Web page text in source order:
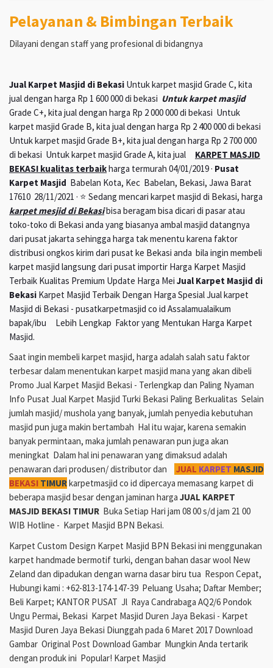
Pelayanan & Bimbingan Terbaik
Dilayani dengan staff yang profesional di bidangnya
Jual Karpet Masjid di Bekasi Untuk karpet masjid Grade C, kita
jual dengan harga Rp 1 600 000 di bekasi Untuk karpet masjid
Grade C+, kita jual dengan harga Rp 2 000 000 di bekasi Untuk
karpet masjid Grade B, kita jual dengan harga Rp 2 400 000 di bekasi
Untuk karpet masjid Grade B+, kita jual dengan harga Rp 2 700 000
di bekasi Untuk karpet masjid Grade A, kita jual KARPET MASJID
BEKASI kualitas terbaikharga termurah 04/01/2019 · Pusat
Karpet Masjid Babelan Kota, Kec Babelan, Bekasi, Jawa Barat
17610 28/11/2021 · ⭐ Sedang mencari karpet masjid di Bekasi, harga
karpet mesjid di Bekasibisa beragam bisa dicari di pasar atau
toko-toko di Bekasi anda yang biasanya ambal masjid datangnya
dari pusat jakarta sehingga harga tak menentu karena faktor
distribusi ongkos kirim dari pusat ke Bekasi anda bila ingin membeli
karpet masjid langsung dari pusat importir Harga Karpet Masjid
Terbaik Kualitas Premium Update Harga Mei Jual Karpet Masjid di
Bekasi Karpet Masjid Terbaik Dengan Harga Spesial Jual karpet
Masjid di Bekasi - pusatkarpetmasjid co id Assalamualaikum
bapak/ibu Lebih Lengkap Faktor yang Mentukan Harga Karpet
Masjid.
Saat ingin membeli karpet masjid, harga adalah salah satu faktor
terbesar dalam menentukan karpet masjid mana yang akan dibeli
Promo Jual Karpet Masjid Bekasi - Terlengkap dan Paling Nyaman
Info Pusat Jual Karpet Masjid Turki Bekasi Paling Berkualitas Selain
jumlah masjid/ mushola yang banyak, jumlah penyedia kebutuhan
masjid pun juga makin bertambah Hal itu wajar, karena semakin
banyak permintaan, maka jumlah penawaran pun juga akan
meningkat Dalam hal ini penawaran yang dimaksud adalah
penawaran dari produsen/ distributor dan
JUAL KARPET MASJID
BEKASI TIMURkarpetmasjid co id dipercaya memasang karpet di
beberapa masjid besar dengan jaminan harga JUAL KARPET
MASJID BEKASI TIMUR Buka Setiap Hari jam 08 00 s/d jam 21 00
WIB Hotline - Karpet Masjid BPN Bekasi.
Karpet Custom Design Karpet Masjid BPN Bekasi ini menggunakan
karpet handmade bermotif turki, dengan bahan dasar wool New
Zeland dan dipadukan dengan warna dasar biru tua Respon Cepat,
Hubungi kami : +62-813-174-147-39 Peluang Usaha; Daftar Member;
Beli Karpet; KANTOR PUSAT Jl Raya Candrabaga AQ2/6 Pondok
Ungu Permai, Bekasi Karpet Masjid Duren Jaya Bekasi - Karpet
Masjid Duren Jaya Bekasi Diunggah pada 6 Maret 2017 Download
Gambar Original Post Download Gambar Mungkin Anda tertarik
dengan produk ini Popular! Karpet Masjid